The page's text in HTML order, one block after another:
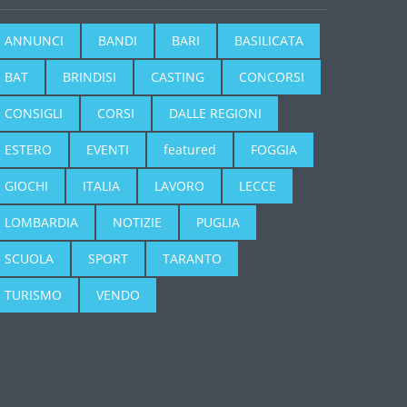
ANNUNCI BANDI BARI BASILICATA
BAT BRINDISI CASTING CONCORSI
CONSIGLI CORSI DALLE REGIONI
ESTERO EVENTI featured FOGGIA
GIOCHI ITALIA LAVORO LECCE
LOMBARDIA NOTIZIE PUGLIA
SCUOLA SPORT TARANTO
TURISMO VENDO